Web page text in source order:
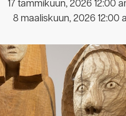
Design
17 tammikuun, 2026 12:00
8 maaliskuun, 2026 12:00